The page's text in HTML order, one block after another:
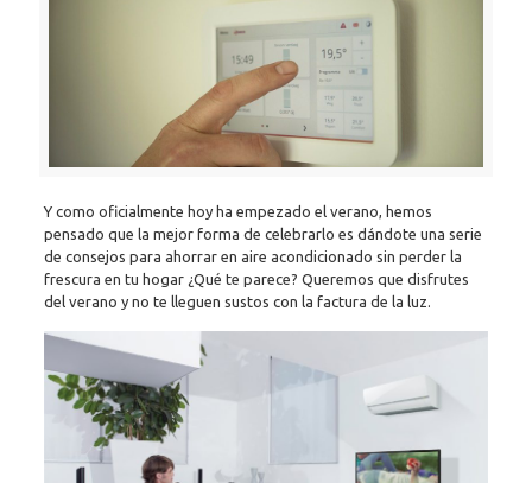
Y como oficialmente hoy ha empezado el verano, hemos
pensado que la mejor forma de celebrarlo es dándote una serie
de consejos para ahorrar en aire acondicionado sin perder la
frescura en tu hogar ¿Qué te parece? Queremos que disfrutes
del verano y no te lleguen sustos con la factura de la luz.